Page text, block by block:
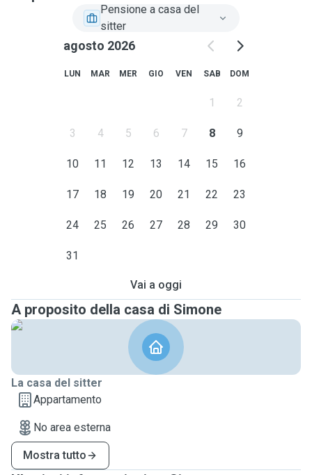
Pensione a casa del
sitter
agosto 2026
LUN MAR MER GIO VEN SAB DOM
1 2
3 4 5 6 7 8 9
10 11 12 13 14 15 16
17 18 19 20 21 22 23
24 25 26 27 28 29 30
31
Vai a oggi
A proposito della casa di Simone
La casa del sitter
Appartamento
No area esterna
Mostra tutto